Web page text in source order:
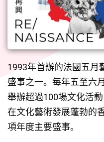
1993年首辦的法國五月
盛事之一。每年五至六
舉辦超過100場文化活
在文化藝術發展蓬勃的
項年度主要盛事。